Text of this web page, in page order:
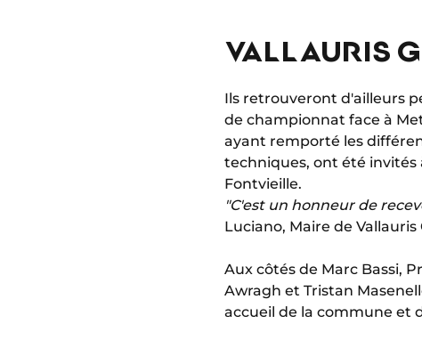
versVALLAURIS
Ils retrouveront d'ailleurs
de championnat face à
ayant remporté les
techniques, ont été invités
Fontvieille.
"C'est un honneur de
Luciano, Maire de
Aux côtés de Marc Bassi,
Awragh et Tristan
accueil de la commune et